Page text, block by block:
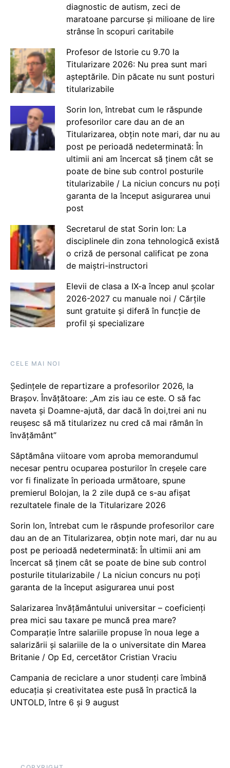
diagnostic de autism, zeci de
maratoane parcurse și milioane de lire
strânse în scopuri caritabile
Profesor de Istorie cu 9.70 la
Titularizare 2026: Nu prea sunt mari
așteptările. Din păcate nu sunt posturi
titularizabile
Sorin Ion, întrebat cum le răspunde
profesorilor care dau an de an
Titularizarea, obțin note mari, dar nu au
post pe perioadă nedeterminată: În
ultimii ani am încercat să ținem cât se
poate de bine sub control posturile
titularizabile / La niciun concurs nu poți
garanta de la început asigurarea unui
post
Secretarul de stat Sorin Ion: La
disciplinele din zona tehnologică există
o criză de personal calificat pe zona
de maiștri-instructori
Elevii de clasa a IX-a încep anul școlar
2026-2027 cu manuale noi / Cărțile
sunt gratuite și diferă în funcție de
profil și specializare
CELE MAI NOI
Ședințele de repartizare a profesorilor 2026, la
Brașov. Învățătoare: „Am zis iau ce este. O să fac
naveta și Doamne-ajută, dar dacă în doi,trei ani nu
reușesc să mă titularizez nu cred că mai rămân în
învățământ”
Săptămâna viitoare vom aproba memorandumul
necesar pentru ocuparea posturilor în creșele care
vor fi finalizate în perioada următoare, spune
premierul Bolojan, la 2 zile după ce s-au afișat
rezultatele finale de la Titularizare 2026
Sorin Ion, întrebat cum le răspunde profesorilor care
dau an de an Titularizarea, obțin note mari, dar nu au
post pe perioadă nedeterminată: În ultimii ani am
încercat să ținem cât se poate de bine sub control
posturile titularizabile / La niciun concurs nu poți
garanta de la început asigurarea unui post
Salarizarea învățământului universitar – coeficienți
prea mici sau taxare pe muncă prea mare?
Comparație între salariile propuse în noua lege a
salarizării și salariile de la o universitate din Marea
Britanie / Op Ed, cercetător Cristian Vraciu
Campania de reciclare a unor studenți care îmbină
educația și creativitatea este pusă în practică la
UNTOLD, între 6 și 9 august